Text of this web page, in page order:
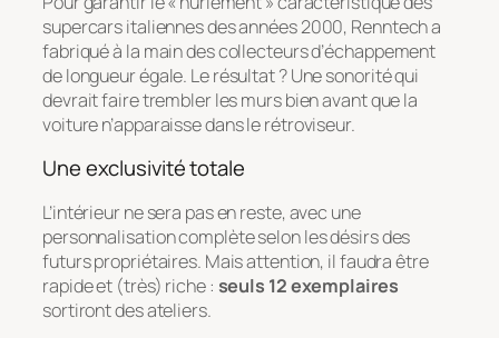
supercars italiennes des années 2000, Renntech a
fabriqué à la main des collecteurs d’échappement
de longueur égale. Le résultat ? Une sonorité qui
devrait faire trembler les murs bien avant que la
voiture n’apparaisse dans le rétroviseur.
Une exclusivité totale
L’intérieur ne sera pas en reste, avec une
personnalisation complète selon les désirs des
futurs propriétaires. Mais attention, il faudra être
rapide et (très) riche : seuls 12 exemplaires
sortiront des ateliers.